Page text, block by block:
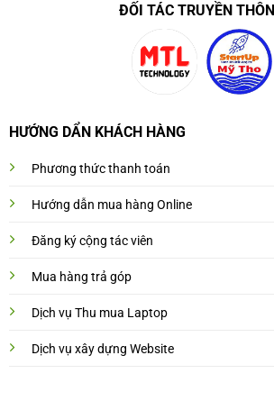
ĐỐI TÁC TRUYỀN
HƯỚNG DẨN KHÁCH HÀNG
Phương thức thanh toán
Hướng dẫn mua hàng Online
Đăng ký cộng tác viên
Mua hàng trả góp
Dịch vụ Thu mua Laptop
Dịch vụ xây dựng Website